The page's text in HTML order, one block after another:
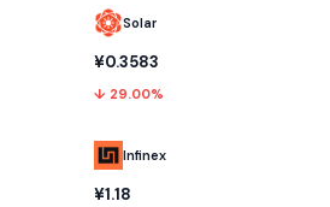
Solar
¥0.3583
↓ 29.00%
Infinex
¥1.18